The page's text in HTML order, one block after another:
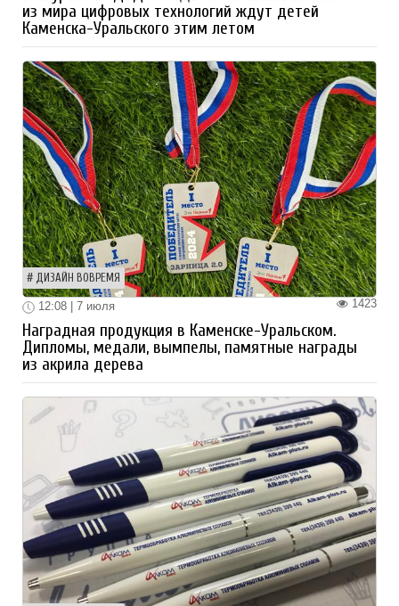
из мира цифровых технологий ждут детей
Каменска-Уральского этим летом
ДИЗАЙН ВОВРЕМЯ
1423
12:08 | 7 июля
Наградная продукция в Каменске-Уральском.
Дипломы, медали, вымпелы, памятные награды
из акрила дерева